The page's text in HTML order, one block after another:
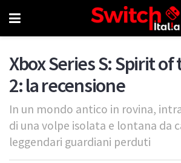
Xbox Series S: Spirit
2: la recensione
In un mondo antico in rovina,
di una volpe isolata e lontana da
leggendari guardiani perduti